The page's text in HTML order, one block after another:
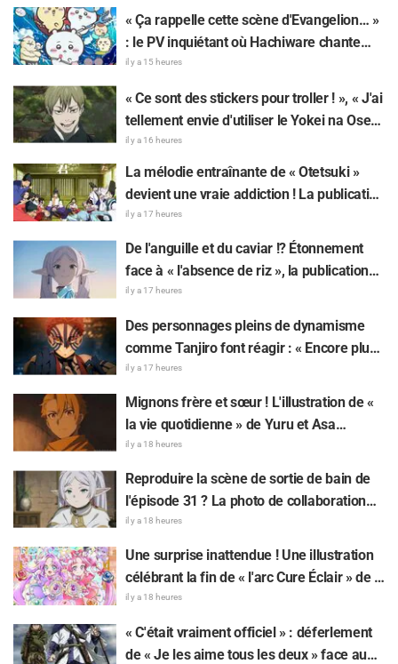
amour pour Conan ».
« Ça rappelle cette scène d'Evangelion… »
: le PV inquiétant où Hachiware chante
dans « Chiikawa The Movie: The Secret of
il y a 15 heures
« Ce sont des stickers pour troller ! », « J'ai
tellement envie d'utiliser le Yokei na Ose-
Wi-Fi!! » : les fans ravis par l'arrivée du 8e
lot de stickers LINE « The Culling Game »
il y a 16 heures
La mélodie entraînante de « Otetsuki »
devient une vraie addiction ! La publication
du MV de la chanson insérée de « The
Elusive Samurai » fait sensation : « Un
character song pour une œuvre historique
à l'ère Reiwa »
il y a 17 heures
De l'anguille et du caviar !? Étonnement
face à « l'absence de riz », la publication
sur « Frieren » fait réagir : « Choisir la
grillade nature, c'est un truc de
connaisseur »
il y a 17 heures
Des personnages pleins de dynamisme
comme Tanjiro font réagir : « Encore plus
spectaculaire que sur l'écran ! » — Une
affiche géante de l'arc Château Infini de «
Demon Slayer: Kimetsu No Yaiba »
apparaît à Ikebukuro et fait grand bruit
il y a 17 heures
Mignons frère et sœur ! L'illustration de «
la vie quotidienne » de Yuru et Asa
mangeant de la glace pilée dans «
Daemons of the Shadow Realm » fait
réagir : « Trop précieux, je meurs », « On
dirait totalement un couple »
il y a 18 heures
Reproduire la scène de sortie de bain de
l'épisode 31 ? La photo de collaboration
entre « Frieren » et « Garigari-kun » fait
parler d'elle : « On dirait que ses cheveux
sont enroulés dans une serviette de bain »
il y a 18 heures
Une surprise inattendue ! Une illustration
célébrant la fin de « l'arc Cure Éclair » de «
Star Detective Precure! » fait réagir : « Ça
serre le cœur », « On ressent tout l'amour
de l'équipe de production »
il y a 18 heures
« C'était vraiment officiel » : déferlement
de « Je les aime tous les deux » face au